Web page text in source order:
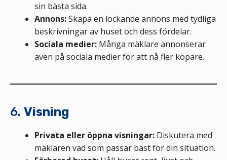
sin bästa sida.
Annons:Skapa en lockande annons med tydliga
beskrivningar av huset och dess fördelar.
Sociala medier: Många mäklare annonserar
även på sociala medier för att nå fler köpare.
6. Visning
Privata eller öppna visningar: Diskutera med
mäklaren vad som passar bäst för din situation.